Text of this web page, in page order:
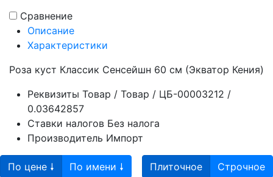
Сравнение
Описание
Характеристики
Роза куст Классик Сенсейшн 60 см (Экватор Кения)
Реквизиты Товар / Товар / ЦБ-00003212 /
0.03642857
Ставки налогов Без налога
Производитель Импорт
По цене 🠗 По имени 🠗 Плиточное Строчное